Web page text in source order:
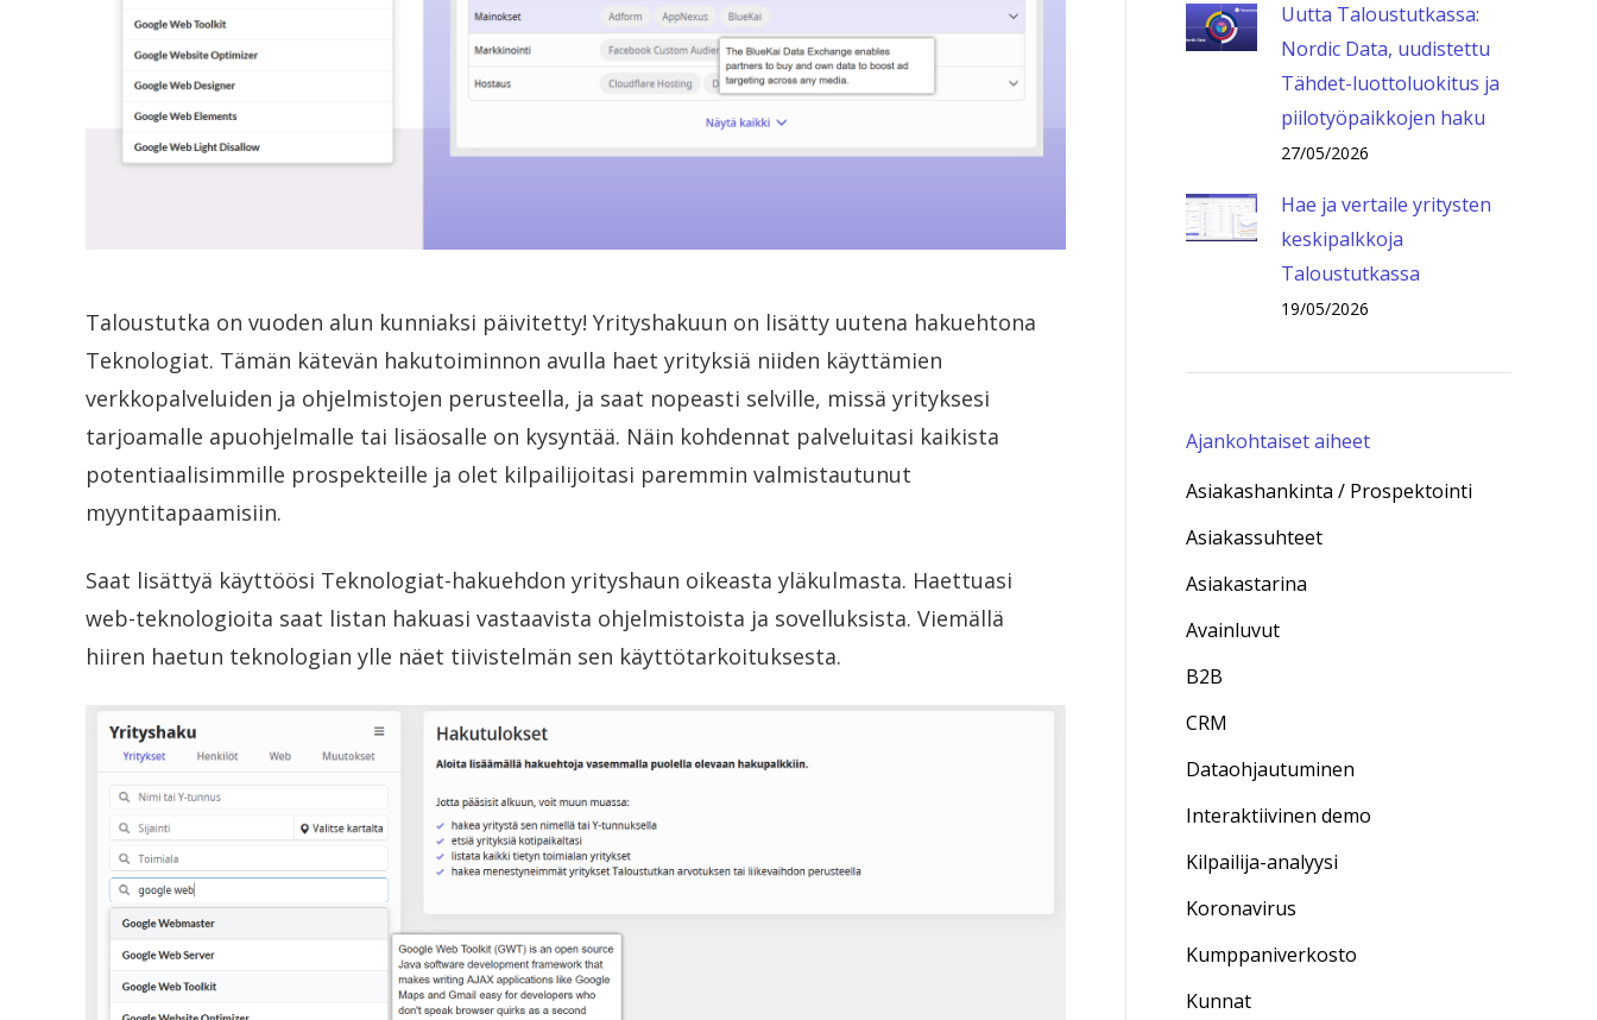
Taloustutka on vuoden alun kunniaksi päivitetty! Yrityshakuun on lisätty uutena hakuehtona
Teknologiat. Tämän kätevän hakutoiminnon avulla haet yrityksiä niiden käyttämien
verkkopalveluiden ja ohjelmistojen perusteella, ja saat nopeasti selville, missä yrityksesi
tarjoamalle apuohjelmalle tai lisäosalle on kysyntää. Näin kohdennat palveluitasi kaikista
potentiaalisimmille prospekteille ja olet kilpailijoitasi paremmin valmistautunut
myyntitapaamisiin.
Saat lisättyä käyttöösi Teknologiat-hakuehdon yrityshaun oikeasta yläkulmasta. Haettuasi
web-teknologioita saat listan hakuasi vastaavista ohjelmistoista ja sovelluksista. Viemällä
hiiren haetun teknologian ylle näet tiivistelmän sen käyttötarkoituksesta.
Uutta Taloustutkassa:
Nordic Data, uudistettu
Tähdet-luottoluokitus ja
piilotyöpaikkojen haku
27/05/2026
Hae ja vertaile yritysten
keskipalkkoja
Taloustutkassa
19/05/2026
Ajankohtaiset aiheet
Asiakashankinta / Prospektointi
Asiakassuhteet
Asiakastarina
Avainluvut
B2B
CRM
Dataohjautuminen
Interaktiivinen demo
Kilpailija-analyysi
Koronavirus
Kumppaniverkosto
Kunnat